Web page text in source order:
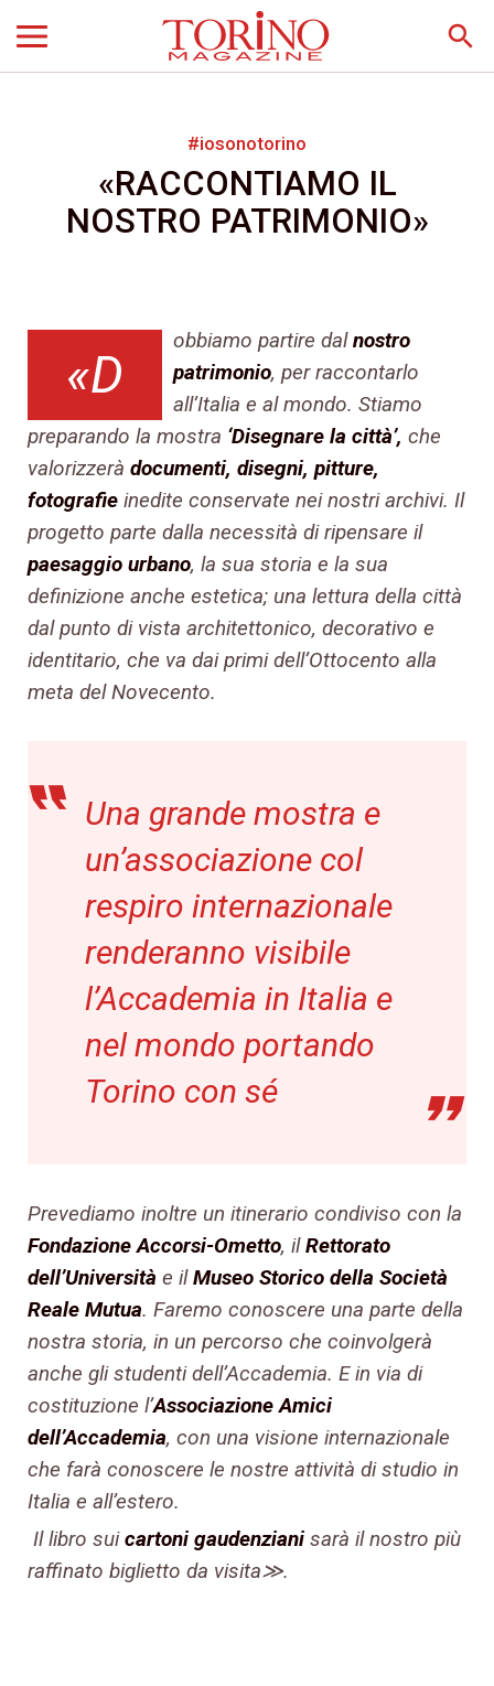
search
#iosonotorino
«RACCONTIAMO IL
NOSTRO PATRIMONIO»
«D
obbiamo partire dalnostro
patrimonio, per raccontarlo
all’Italia e al mondo. Stiamo
preparando la mostra ‘Disegnare la città’, che
valorizzerà documenti, disegni, pitture,
fotografie inedite conservate nei nostri archivi. Il
progetto parte dalla necessità di ripensare il
paesaggio urbano, la sua storia e la sua
definizione anche estetica; una lettura della città
dal punto di vista architettonico, decorativo e
identitario, che va dai primi dell’Ottocento alla
meta del Novecento.
Una grande mostra e
un’associazione col
respiro internazionale
renderanno visibile
l’Accademia in Italia e
nel mondo portando
Torino con sé
Prevediamo inoltre un itinerario condiviso con la
Fondazione Accorsi-Ometto, ilRettorato
dell’Università e ilMuseo Storico della Società
Reale Mutua. Faremo conoscere una parte della
nostra storia, in un percorso che coinvolgerà
anche gli studenti dell’Accademia. E in via di
costituzione l’Associazione Amici
dell’Accademia, con una visione internazionale
che farà conoscere le nostre attività di studio in
Italia e all’estero.
Il libro suicartoni gaudenziani sarà il nostro più
raffinato biglietto da visita≫.